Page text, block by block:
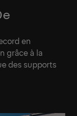
en
grâce à la
des supports